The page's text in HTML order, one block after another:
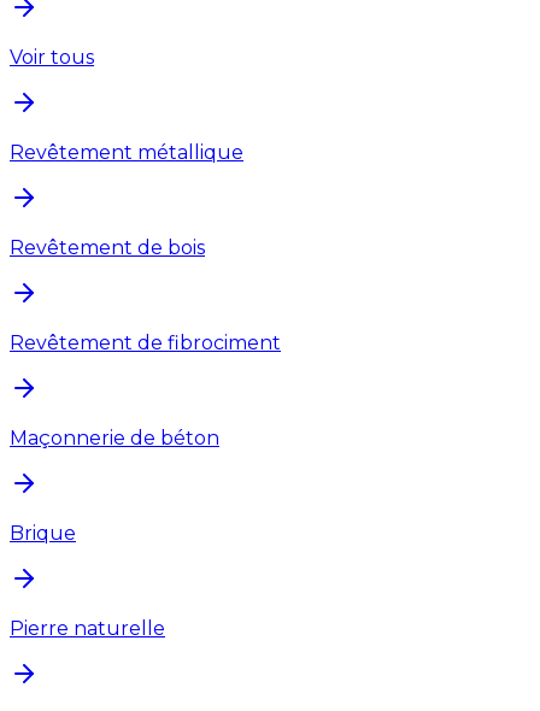
Voir tous
Revêtement métallique
Revêtement de bois
Revêtement de fibrociment
Maçonnerie de béton
Brique
Pierre naturelle